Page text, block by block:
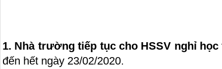
1. Nhà trường tiếp tục cho HSSV nghỉ
đến hết ngày 23/02/2020.